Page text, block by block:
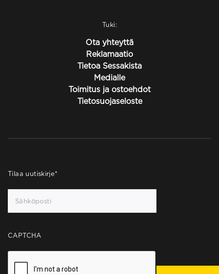
Tuki:
Ota yhteyttä
Reklamaatio
Tietoa Sessakista
Medialle
Toimitus ja ostoehdot
Tietosuojaseloste
Tilaa uutiskirje*
CAPTCHA